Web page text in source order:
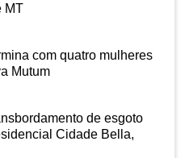
MT
com quatro mulheres
Mutum
de esgoto
Cidade Bella,